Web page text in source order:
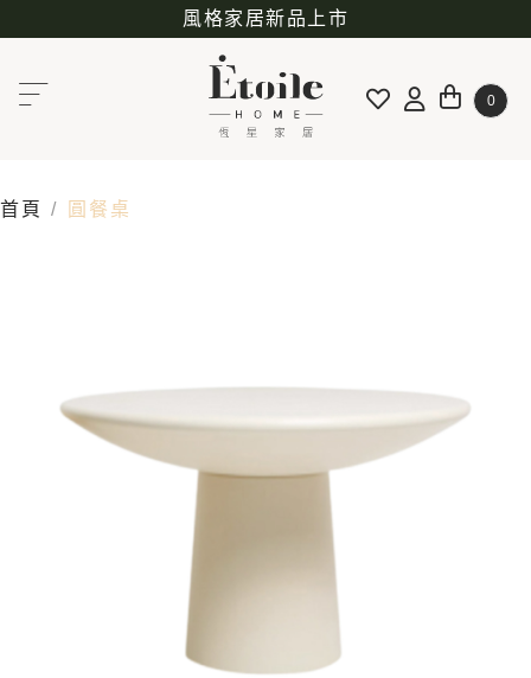
風格家居新品上市
0
首頁 圓餐桌